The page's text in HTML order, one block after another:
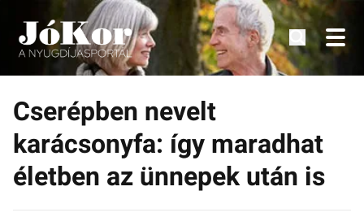
Tovább
tartalomra
Tudnivalók, érdekességek idősek számára.
Cserépben nevelt
karácsonyfa: így maradhat
életben az ünnepek után is